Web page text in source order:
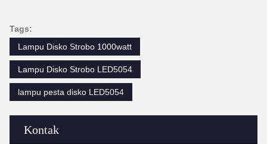
Kontak
Tags:
Lampu Disko Strobo 1000watt
Lampu Disko Strobo LED5054
lampu pesta disko LED5054